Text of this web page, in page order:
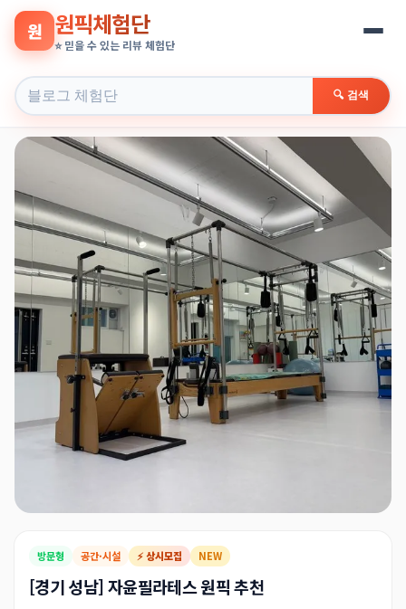
원 원픽체험단
⭐ 믿을 수 있는 리뷰 체험단
🔍 검색
방문형 공간·시설 ⚡ 상시모집 NEW
[경기 성남] 자윤필라테스 원픽 추천